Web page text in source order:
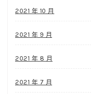
2021 年 10 月
2021 年 9 月
2021 年 8 月
2021 年 7 月